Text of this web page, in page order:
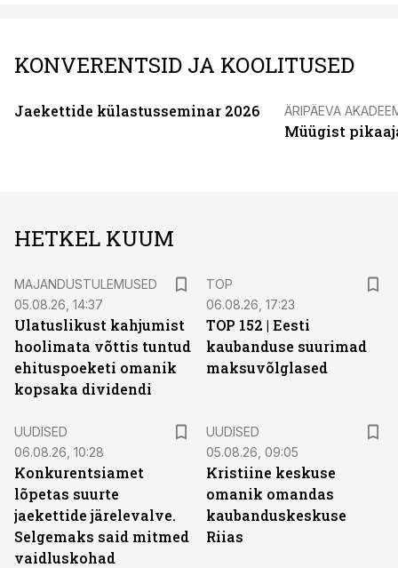
KONVERENTSID JA KOOLITUSED
Jaekettide külastusseminar 2026 ÄRIPÄEVA
Müügist
HETKEL KUUM
MAJANDUSTULEMUSED
05.08.26, 14:37
Ulatuslikust kahjumist
hoolimata võttis tuntud
ehituspoeketi omanik
kopsaka dividendi
TOP
06.08.26, 17:23
TOP 152 | Eesti
kaubanduse suurimad
maksuvõlglased
UUDISED
06.08.26, 10:28
Konkurentsiamet
lõpetas suurte
jaekettide järelevalve.
Selgemaks said mitmed
vaidluskohad
UUDISED
05.08.26, 09:05
Kristiine keskuse
omanik omandas
kaubanduskeskuse
Riias